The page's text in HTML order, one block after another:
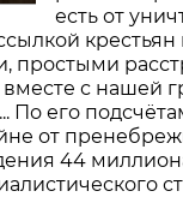
есть от
простыми
вместе с нашей
По его
от
44